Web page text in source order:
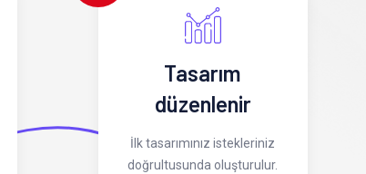
Tasarım
düzenlenir
İlk tasarımınız istekleriniz
doğrultusunda oluşturulur.